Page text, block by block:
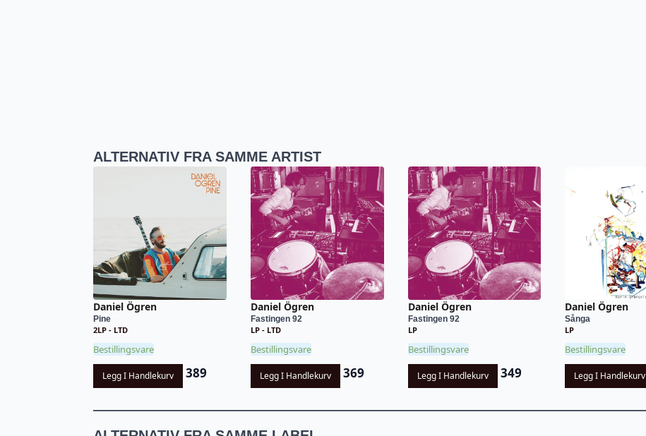
ALTERNATIV FRA SAMME ARTIST
Daniel Ögren
Pine
2LP - LTD
Bestillingsvare
Legg I Handlekurv 389
Daniel Ögren
Fastingen 92
LP - LTD
Bestillingsvare
Legg I Handlekurv 369
Daniel Ögren
Fastingen 92
LP
Bestillingsvare
Legg I Handlekurv 349
Daniel Ögren
Sånga
LP
Bestillingsvare
Legg I Handlekurv